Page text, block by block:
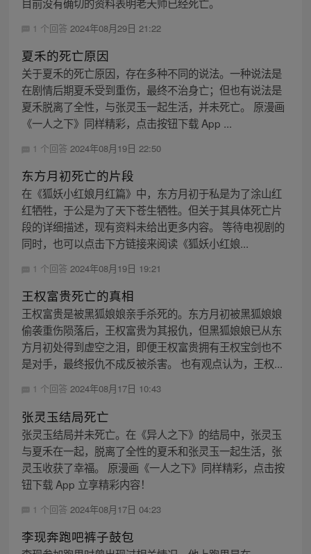
1 个回答 2024年08月29日 21:22
夏禾的死亡原因
关于夏禾的死亡原因，存在多种不同的说法。一种说法是
在剧情后期夏禾受到重伤，最终不治身亡；但也有说法是
夏禾脱离了全性，与张灵玉一起生活，并未死亡。 原漫画
《一人之下》同样精彩，点击按钮下载 App ...
1 个回答 2024年08月19日 22:50
东方月初死亡的片段
在《狐妖小红娘月红篇》中，东方月初于私是为了涂山红
红牺牲，于公是为了天下苍生牺牲。但关于其具体死亡片
段的详细描述，现有资料未给出更多内容。 等待电视剧的
同时，也可以点击下方链接来阅读《狐妖小红娘...
1 个回答 2024年08月19日 19:21
王权富贵死亡的真相
王权富贵是被黑狐娘娘亲手杀死的。东方月初被黑狐娘娘
偷袭重伤陨落后，王权富贵为其报仇，但黑狐娘娘已从东
方月初处得到虚空之泪，即便王权富贵拥有王权宝剑也不
是对手，最终报仇不成反被杀害。 也有观点认为，王权...
1 个回答 2024年08月17日 10:43
张灵玉结局死亡
张灵玉结局并未死亡。在《异人之下》的结局中，张灵玉
与夏禾在一起，脱离了全性的夏禾和张灵玉一起生活，张
灵玉收获了幸福。 原漫画《一人之下》同样精彩，点击按
钮下载 App 立享精彩内容！
1 个回答 2024年08月17日 04:23
李现奔跑吧裤子鼓包